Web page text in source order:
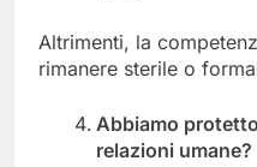
Altrimenti, la
rimanere sterile o
Abbiamo
relazioni umane?